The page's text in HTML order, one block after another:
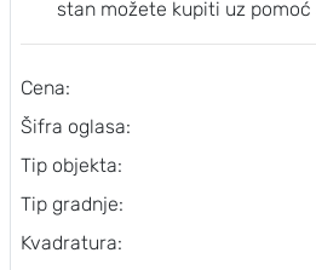
stan možete kupiti uz
Cena:
Šifra oglasa:
Tip objekta:
Tip gradnje:
Kvadratura: